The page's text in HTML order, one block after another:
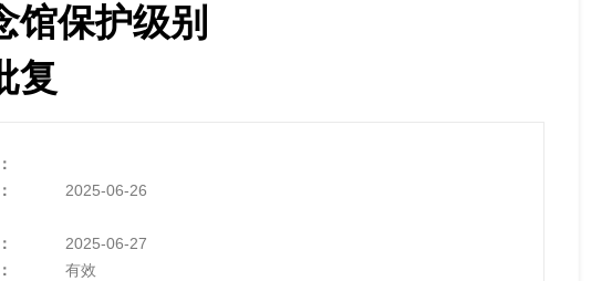
馆保护级别
复
2025-06-26
2025-06-27
有效